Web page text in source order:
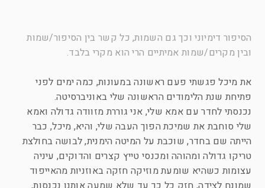
הסיפור דימיוני וכך גם השמות, כל קשר בין הסיפור/שמות
ובין מקרים/שמות אמיתיים הרי הוא מקרי בלבד.
את מיכל פגשתי פעם ראשונה במעונות, כמה ימים לפני
פתיחת שנת הלימודים הראשונה שלי באוניברסיטה.
נכנסתי לחדר עם אמא שלי, אני גוררת מזוודה גדולה ואמא
שלי סוחבת את שמיכת הפוך העבה שלי, והיא, מיכל, כבר
הייתה שם בחדר, שוכבת על המיטה הימנית, לבושה בחולצת
טריקו גדולה ומהוהה ומכנסי טייץ קצרים והדוקים, עיניה
עצומות כשהיא שומעת מוזיקה חזקה באוזניות מהאייפוד